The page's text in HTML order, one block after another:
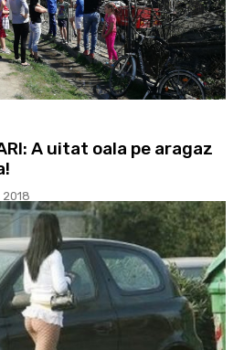
A uitat oala pe aragaz
2018